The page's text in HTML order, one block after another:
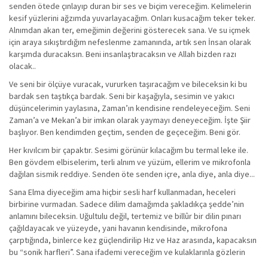
senden ötede çınlayıp duran bir ses ve biçim vereceğim. Kelimelerin
kesif yüzlerini ağzımda yuvarlayacağım. Onları kusacağım teker teker.
Alnımdan akan ter, emeğimin değerini gösterecek sana. Ve su içmek
için araya sıkıştırdığım nefeslenme zamanında, artık sen İnsan olarak
karşımda duracaksın. Beni insanlaştıracaksın ve Allah bizden razı
olacak..
Ve seni bir ölçüye vuracak, vururken taşıracağım ve bileceksin ki bu
bardak sen taştıkça bardak. Seni bir kaşağıyla, sesimin ve yakıcı
düşüncelerimin yaylasına, Zaman’ın kendisine rendeleyeceğim. Seni
Zaman’a ve Mekan’a bir imkan olarak yaymayı deneyeceğim. İşte Şiir
başlıyor. Ben kendimden geçtim, senden de geçeceğim. Beni gör.
Her kıvılcım bir çapaktır. Sesimi görünür kılacağım bu termal leke ile.
Ben gövdem elbiselerim, terli alnım ve yüzüm, ellerim ve mikrofonla
dağılan sismik reddiye. Senden öte senden içre, anla diye, anla diye...
Sana Elma diyeceğim ama hiçbir sesli harf kullanmadan, heceleri
birbirine vurmadan. Sadece dilim damağımda şakladıkça şedde’nin
anlamını bileceksin. Uğultulu değil, tertemiz ve billûr bir dilin pınarı
çağıldayacak ve yüzeyde, yani havanın kendisinde, mikrofona
çarptığında, binlerce kez güçlendirilip Hız ve Haz arasında, kapacaksın
bu “sonik harfleri”. Sana ifademi vereceğim ve kulaklarınla gözlerin